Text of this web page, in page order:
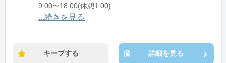
9:00〜18:00(休憩1:00)
10:00〜19:00(休憩1:00)
※残業：0〜10時間程度/月
...続きを見る
キープする 詳細を見る